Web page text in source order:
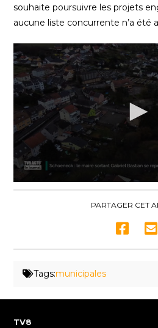
souhaite poursuivre les projets
aucune liste concurrente n’a été
PARTAGER CET
Tags:municipales
TV8